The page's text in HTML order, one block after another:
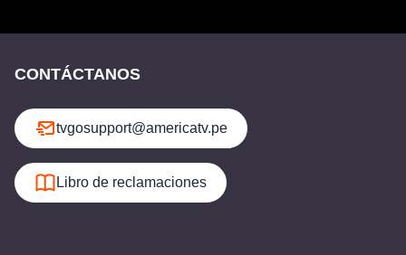
CONTÁCTANOS
tvgosupport@americatv.pe
Libro de reclamaciones